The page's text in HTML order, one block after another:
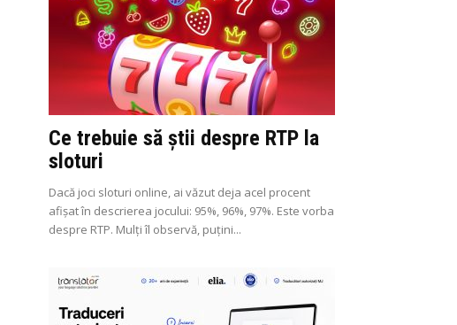
Ce trebuie să știi despre RTP la
sloturi
Dacă joci sloturi online, ai văzut deja acel procent
afișat în descrierea jocului: 95%, 96%, 97%. Este vorba
despre RTP. Mulți îl observă, puțini...